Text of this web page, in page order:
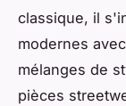
classique, il
modernes
mélanges de
pièces